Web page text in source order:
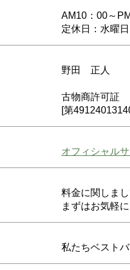
AM10：00～
定休日：水曜日
野田 正人
古物商許可証
[第
オフィシャルサ
料金に関しま
まずはお気軽
私たちベスト